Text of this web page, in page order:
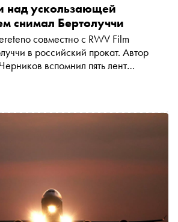
над ускользающей
снимал Бертолуччи
совместно с RWV Film
в российский прокат. Автор
вспомнил пять лент
Рассказываем, куда
пустыня — это лучший лабиринт